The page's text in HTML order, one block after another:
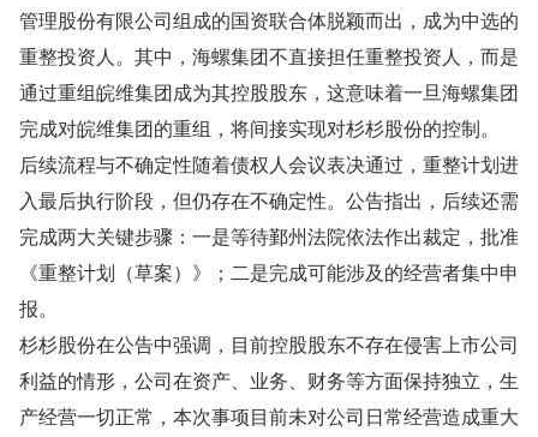
管理股份有限公司组成的国资联合体脱颖而出，成为中选的
重整投资人。其中，海螺集团不直接担任重整投资人，而是
通过重组皖维集团成为其控股股东，这意味着一旦海螺集团
完成对皖维集团的重组，将间接实现对杉杉股份的控制。
后续流程与不确定性随着债权人会议表决通过，重整计划进
入最后执行阶段，但仍存在不确定性。公告指出，后续还需
完成两大关键步骤：一是等待鄞州法院依法作出裁定，批准
《重整计划（草案）》；二是完成可能涉及的经营者集中申
报。
杉杉股份在公告中强调，目前控股股东不存在侵害上市公司
利益的情形，公司在资产、业务、财务等方面保持独立，生
产经营一切正常，本次事项目前未对公司日常经营造成重大